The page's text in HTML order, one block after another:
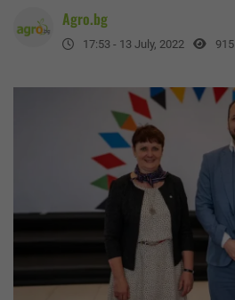
Agro.bg
17:53 - 13 July, 2022 915